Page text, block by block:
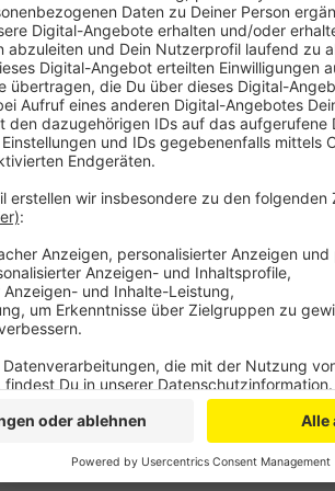
Veröffentlicht:Dienstag, 08.02.2022 11:05
Anzeige
Stadtrundfahrten, Führungen über
Verkehrsanbindungen in
wünscht sich die TH Köln zum Start
schnell in Leverkusen einleben
Hierüber könnten zum Beispiel
Was den Wohnraum für Studenten
passieren. Der Leverkusener
320 Mikroappartements für
Anzeige